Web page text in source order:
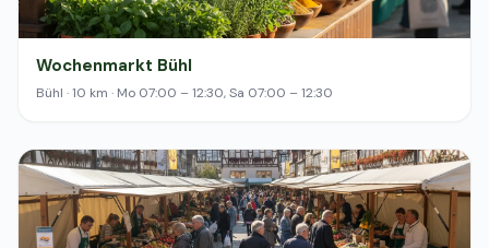
Wochenmarkt Bühl
Bühl · 10 km · Mo 07:00 – 12:30, Sa 07:00 – 12:30